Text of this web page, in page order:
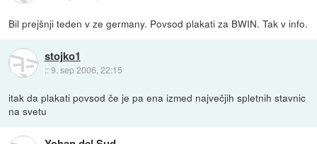
Bil prejšnji teden v ze germany. Povsod plakati za BWIN. Tak v info.
stojko1
::9. sep 2006, 22:15
itak da plakati povsod če je pa ena izmed največjih spletnih stavnic
na svetu